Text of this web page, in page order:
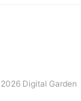
Digital Garden